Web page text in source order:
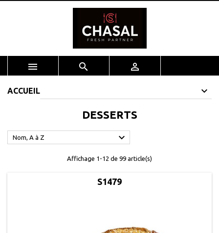
  
ACCUEIL
DESSERTS
Nom, A à Z 
Affichage 1-12 de 99 article(s)
S1479